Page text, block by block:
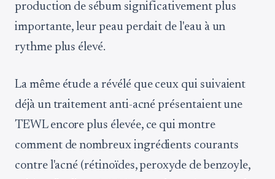
production de sébum significativement plus
importante, leur peau perdait de l'eau à un
rythme plus élevé.
La même étude a révélé que ceux qui suivaient
déjà un traitement anti-acné présentaient une
TEWL encore plus élevée, ce qui montre
comment de nombreux ingrédients courants
contre l'acné (rétinoïdes, peroxyde de benzoyle,